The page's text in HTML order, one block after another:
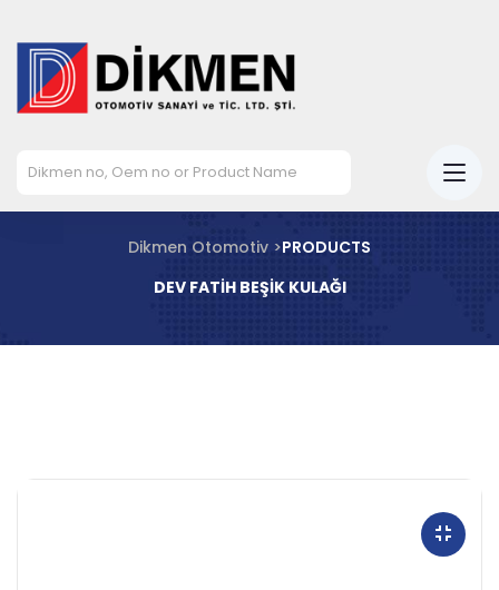
Dikmen Otomotiv >PRODUCTS
DEV FATİH BEŞİK KULAĞI